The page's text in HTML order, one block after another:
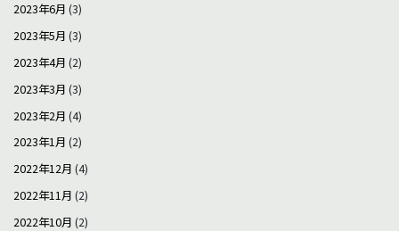
2023年6月 (3)
2023年5月 (3)
2023年4月 (2)
2023年3月 (3)
2023年2月 (4)
2023年1月 (2)
2022年12月 (4)
2022年11月 (2)
2022年10月 (2)